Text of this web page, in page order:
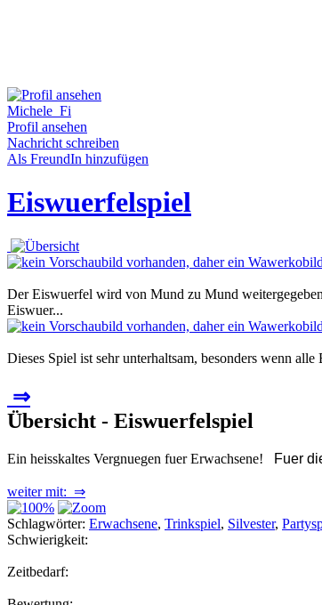
Michele_Fi
Profil ansehen
Nachricht schreiben
Als FreundIn hinzufügen
Eiswuerfelspiel
Der Eiswuerfel wird von Mund zu Mund
Eiswuer...
Dieses Spiel ist sehr unterhaltsam, besonders wenn
⇒
Übersicht - Eiswuerfelspiel
Ein heisskaltes Vergnuegen fuer Erwachsene! Fuer
weiter mit: ⇒
Schlagwörter: Erwachsene, Trinkspiel, Silvester,
Schwierigkeit:
Zeitbedarf: